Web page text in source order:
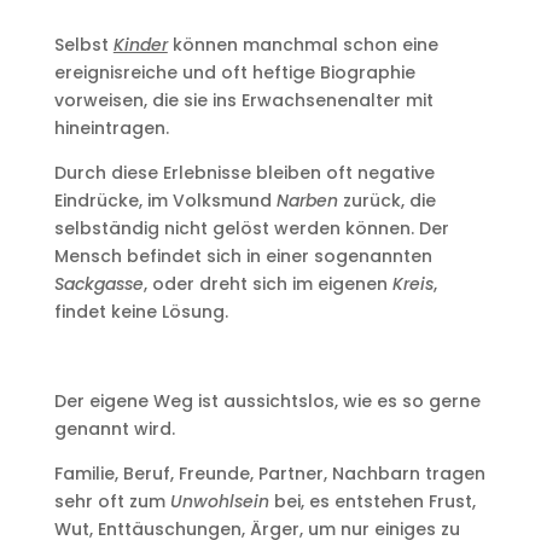
Selbst Kinderkönnen manchmal schon eine
ereignisreiche und oft heftige Biographie
vorweisen, die sie ins Erwachsenenalter mit
hineintragen.
Durch diese Erlebnisse bleiben oft negative
Eindrücke, im Volksmund Narbenzurück, die
selbständig nicht gelöst werden können. Der
Mensch befindet sich in einer sogenannten
Sackgasse, oder dreht sich im eigenen Kreis,
findet keine Lösung.
Der eigene Weg ist aussichtslos, wie es so gerne
genannt wird.
Familie, Beruf, Freunde, Partner, Nachbarn tragen
sehr oft zum Unwohlseinbei, es entstehen Frust,
Wut, Enttäuschungen, Ärger, um nur einiges zu